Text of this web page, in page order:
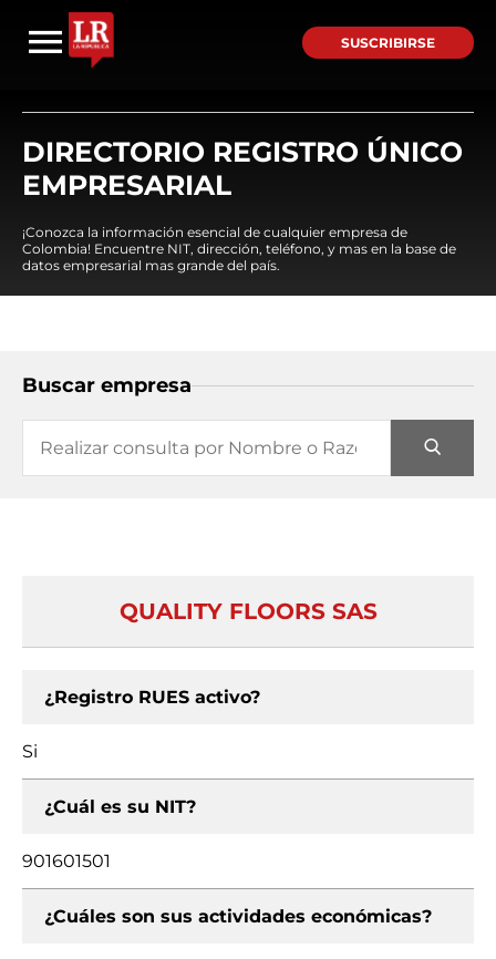
SUSCRIBIRSE
DIRECTORIO REGISTRO ÚNICO
EMPRESARIAL
¡Conozca la información esencial de cualquier empresa de
Colombia! Encuentre NIT, dirección, teléfono, y mas en la base de
datos empresarial mas grande del país.
Buscar empresa
QUALITY FLOORS SAS
¿Registro RUES activo?
Si
¿Cuál es su NIT?
901601501
¿Cuáles son sus actividades económicas?